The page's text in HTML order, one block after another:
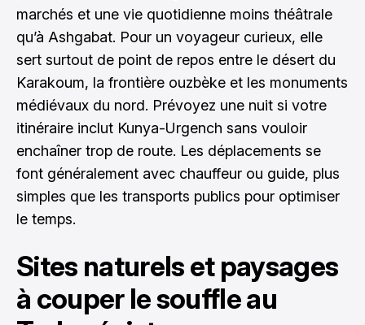
marchés et une vie quotidienne moins théâtrale
qu’à Ashgabat. Pour un voyageur curieux, elle
sert surtout de point de repos entre le désert du
Karakoum, la frontière ouzbèke et les monuments
médiévaux du nord. Prévoyez une nuit si votre
itinéraire inclut Kunya-Urgench sans vouloir
enchaîner trop de route. Les déplacements se
font généralement avec chauffeur ou guide, plus
simples que les transports publics pour optimiser
le temps.
Sites naturels et paysages
à couper le souffle au